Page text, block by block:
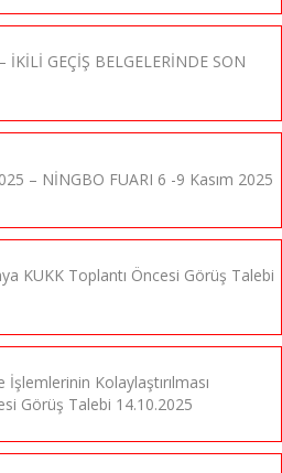
İKİLİ GEÇİŞ BELGELERİNDE SON
– NİNGBO FUARI 6 -9 Kasım 2025
KUKK Toplantı Öncesi Görüş Talebi
İşlemlerinin Kolaylaştırılması
Görüş Talebi 14.10.2025